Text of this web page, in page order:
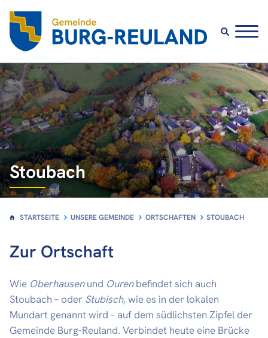
Stoubach
STARTSEITE UNSERE GEMEINDE ORTSCHAFTEN STOUBACH
Zur Ortschaft
Wie Oberhausenund Ourenbefindet sich auch
Stoubach – oder Stubisch, wie es in der lokalen
Mundart genannt wird – auf dem südlichsten Zipfel der
Gemeinde Burg-Reuland. Verbindet heute eine Brücke
Unsere Gemeinde
Über Burg-Reuland
Politik
Ortschaften
Bauland